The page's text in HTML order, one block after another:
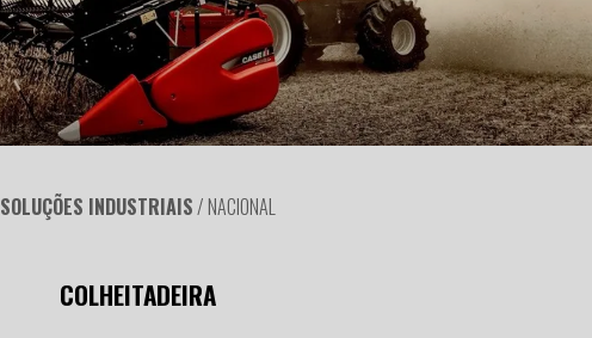
SOLUÇÕES INDUSTRIAIS/ NACIONAL
COLHEITADEIRA